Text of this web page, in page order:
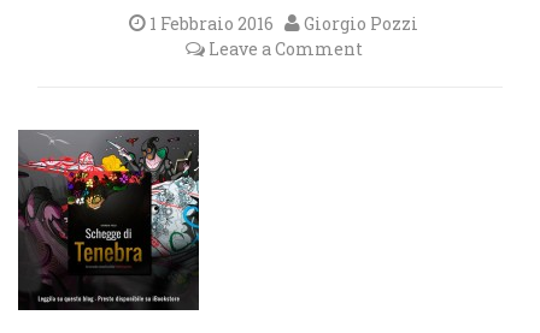
1 Febbraio 2016
Giorgio Pozzi
Leave a Comment